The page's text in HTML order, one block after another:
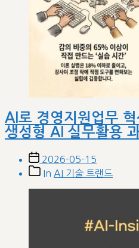
AI로 경영지원업무
생성형 AI 실무활용
Post
date
2026-05-15
PostIn AI 기술 트랜드